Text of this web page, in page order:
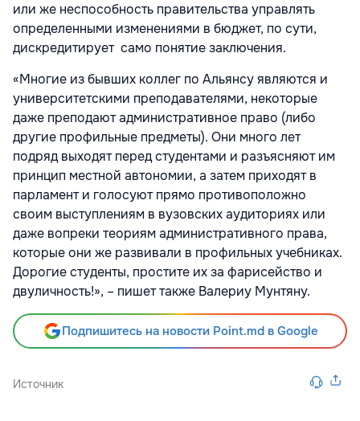
или же неспособность правительства управлять
определенными изменениями в бюджет, по сути,
дискредитирует само понятие заключения.
«Многие из бывших коллег по Альянсу являются и
университетскими преподавателями, некоторые
даже преподают административное право (либо
другие профильные предметы). Они много лет
подряд выходят перед студентами и разъясняют им
принцип местной автономии, а затем приходят в
парламент и голосуют прямо противоположно
своим выступлениям в вузовских аудиториях или
даже вопреки теориям административного права,
которые они же развивали в профильных учебниках.
Дорогие студенты, простите их за фарисейство и
двуличность!», – пишет также Валериу Мунтяну.
Подпишитесь на новости Point.md в Google
Источник